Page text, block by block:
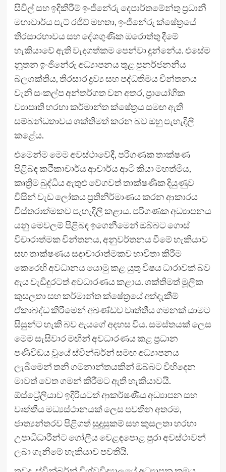
සිවිල් සහ ඉදිකිරීම් ඉංජිනේරු දෙපාර්තමේන්තු ප්‍රධානී
මහාචාර්ය පැට් රජීව් මහතා, ඉංජිනේරු ක්ෂේත්‍රයේ
තිරසාරභාවය සහ දේශගුණික ඔරොත්තු දීමේ
හැකියාවේ ඇති වැදගත්කම පෙන්වා දුන්නේය. එසේම
නූතන ඉංජිනේරු අධ්‍යාපනය තුළ පුනර්ජනනීය
බලශක්තිය, තිරසාර ද්‍රව්‍ය සහ පද්ධතිමය චින්තනය
වැනි සංකල්ප අන්තර්ගත වන අතර, ප්‍රායෝගික
ව්‍යාපෘති හරහා කර්මාන්ත ක්ෂේත්‍රය සමඟ ඇති
සම්බන්ධතාවය ශක්තිමත් කරන බව ඔහු පැහැදිලි
කළේය.
එමෙන්ම මෙම අවස්ථාවේදී, පරිගණක තාක්ෂණ
පිළිබඳ කථිකාචාර්ය ආචාර්ය ආටි කියා මහත්මිය,
කෘත්‍රිම බුද්ධිය ඇතුළු වේගවත් තාක්ෂණික දියුණුව
විසින් වැඩ ලෝකය ප්‍රතිනිර්මාණය කරන ආකාරය
විස්තරාත්මකව පැහැදිලි කළාය. පරිගණක අධ්‍යාපනය
යනු මෙවලම් පිළිබඳ ඉගෙනීමෙන් ඔබ්බට ගොස්
විචාරාත්මක චින්තනය, අනුවර්තනය වීමේ හැකියාව
සහ තාක්ෂණය සදාචාරාත්මකව භාවිතා කිරීම
කෙරෙහි අවධානය යොමු කළ යුතු විෂය ධාරාවක් බව
ඇය වැඩිදුරටත් අවධාරණය කළාය. ශක්තිමත් මූලික
කුසලතා සහ කර්මාන්ත ක්ෂේත්‍රයේ අත්දැකීම්
ඒකාබද්ධ කිරීමෙන් අඛණ්ඩව වෘත්තීය ගමනක් යාමට
සිසුන්ට හැකි බව ඇයගේ අදහස විය. සමස්තයක් ලෙස
මෙම සැසිවාර මඟින් අවධාරණය කළ ප්‍රධාන
පණිවිඩය වූයේ ස්වින්බර්න් සමඟ අධ්‍යාපනය
ලැබීමෙන් තනි ගමනාන්තයකින් ඔබ්බට විහිදෙන
මාවත් වෙත ගමන් කිරීමට ඇති හැකියාවයි.
ඕස්ට්‍රේලියාව ඉදිරියටත් ආකර්ෂණීය අධ්‍යාපන සහ
වෘත්තීය මධ්‍යස්ථානයක් ලෙස පවතින අතරම,
ජාත්‍යන්තරව පිළිගත් සුදුසුකම් සහ කුසලතා හරහා
උපාධිධාරීන්ට ගෝලීය වෙළඳපොළ පුරා අවස්ථාවන්
ලබා ගැනීමේ හැකියාව පවතියි.